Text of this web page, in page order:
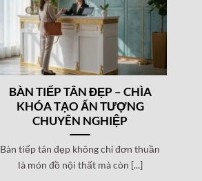
BÀN TIẾP TÂN ĐẸP – CHÌA
KHÓA TẠO ẤN TƯỢNG
CHUYÊN NGHIỆP
Bàn tiếp tân đẹp không chỉ đơn thuần
là món đồ nội thất mà còn [...]